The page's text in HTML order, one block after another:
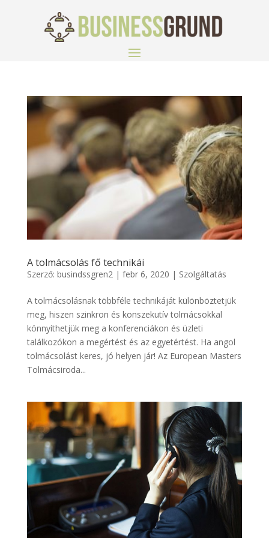
A tolmácsolás fő technikái
Szerző: busindssgren2| febr 6, 2020 | Szolgáltatás
A tolmácsolásnak többféle technikáját különböztetjük
meg, hiszen szinkron és konszekutív tolmácsokkal
könnyíthetjük meg a konferenciákon és üzleti
találkozókon a megértést és az egyetértést. Ha angol
tolmácsolást keres, jó helyen jár! Az European Masters
Tolmácsiroda...